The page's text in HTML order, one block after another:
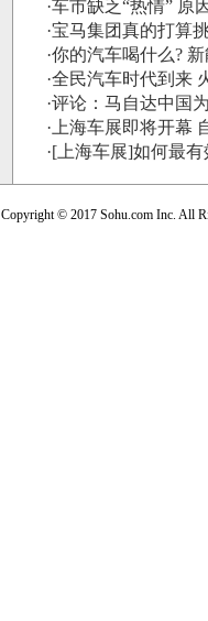
·车市缺乏“热情” 原
·宝马集团真的打算
·你的汽车喝什么?
·全民汽车时代到来
·评论：马自达中国
· 上海车展即将开幕
·[上海车展]如何最
Copyright © 2017 Sohu.com Inc. All